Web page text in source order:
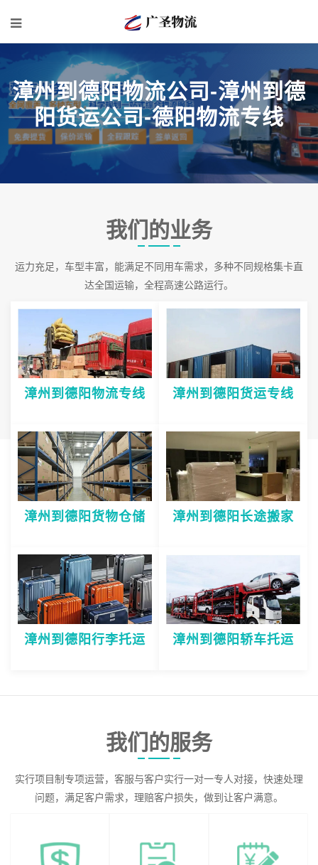
漳州到德阳物流公司-漳州到德
阳货运公司-德阳物流专线
我们的业务
运力充足，车型丰富，能满足不同用车需求，多种不同规格集卡直
达全国运输，全程高速公路运行。
漳州到德阳物流专线 漳州到德阳货运专线
漳州到德阳货物仓储 漳州到德阳长途搬家
漳州到德阳行李托运 漳州到德阳轿车托运
我们的服务
实行项目制专项运营，客服与客户实行一对一专人对接，快速处理
问题，满足客户需求，理赔客户损失，做到让客户满意。